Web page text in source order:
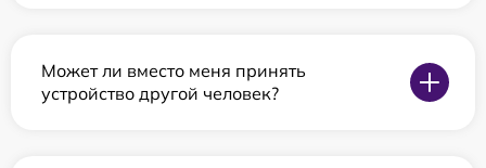
Может ли вместо меня принять
устройство другой человек?